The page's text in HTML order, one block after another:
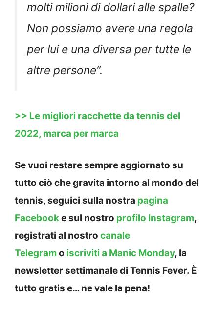
molti milioni di dollari alle spalle?
Non possiamo avere una regola
per lui e una diversa per tutte le
altre persone”.
>> Le migliori racchette da tennis del
2022, marca per marca
Se vuoi restare sempre aggiornato su
tutto ciò che gravita intorno al mondo del
tennis, seguici sulla nostra pagina
Facebooke sul nostro profilo Instagram,
registrati al nostro canale
Telegramo iscriviti a Manic Monday, la
newsletter settimanale di Tennis Fever. È
tutto gratis e… ne vale la pena!